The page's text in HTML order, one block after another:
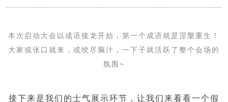
本次启动大会以成语接龙开始，第一个成语就是涅槃重生！
大家或张口就来，或绞尽脑汁，一下子就活跃了整个会场的
氛围~
接下来是我们的士气展示环节，让我们来看看一个假